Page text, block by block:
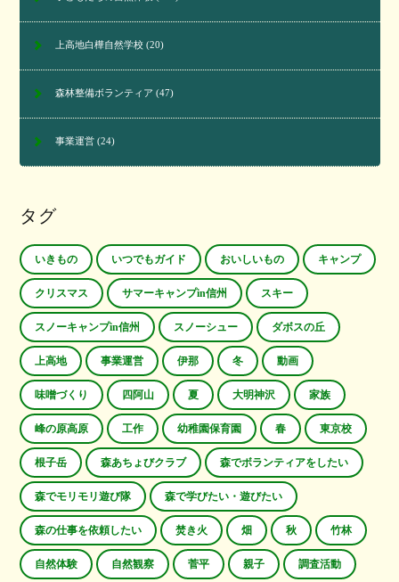
上高地白樺自然学校(20)
森林整備ボランティア (47)
事業運営(24)
タグ
いきもの いつでもガイド おいしいもの キャンプ
クリスマス サマーキャンプin信州 スキー
スノーキャンプin信州 スノーシュー ダボスの丘
上高地 事業運営 伊那 冬 動画
味噌づくり 四阿山 夏 大明神沢 家族
峰の原高原 工作 幼稚園保育園 春 東京校
根子岳 森あちょびクラブ 森でボランティアをしたい
森でモリモリ遊び隊 森で学びたい・遊びたい
森の仕事を依頼したい 焚き火 畑 秋 竹林
自然体験 自然観察 菅平 親子 調査活動